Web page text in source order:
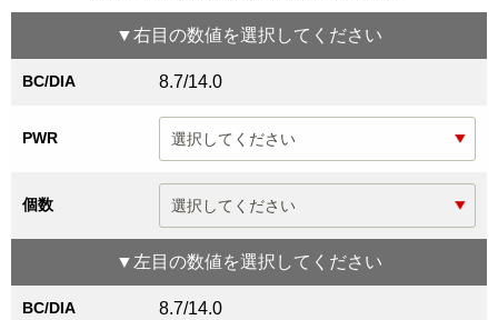
▼右目 の数値を選択してください
BC/DIA 8.7/14.0
PWR
個数
▼ 左目 の数値を選択してください
BC/DIA 8.7/14.0